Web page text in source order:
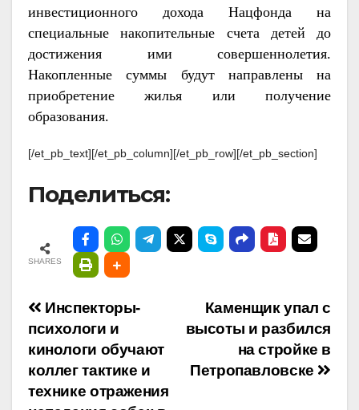
инвестиционного дохода Нацфонда на
специальные накопительные счета детей до
достижения ими совершеннолетия.
Накопленные суммы будут направлены на
приобретение жилья или получение
образования.
[/et_pb_text][/et_pb_column][/et_pb_row][/et_pb_section]
Поделиться:
SHARES
Навигация
по
записям
Каменщик упал с
высоты и разбился
на стройке в
Петропавловске
Инспекторы-
психологи и
кинологи обучают
коллег тактике и
технике отражения